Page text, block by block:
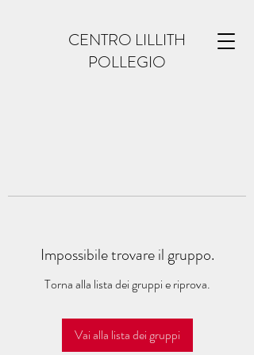
CENTRO LILLITH
POLLEGIO
Impossibile trovare il gruppo.
Torna alla lista dei gruppi e riprova.
Vai alla lista dei gruppi